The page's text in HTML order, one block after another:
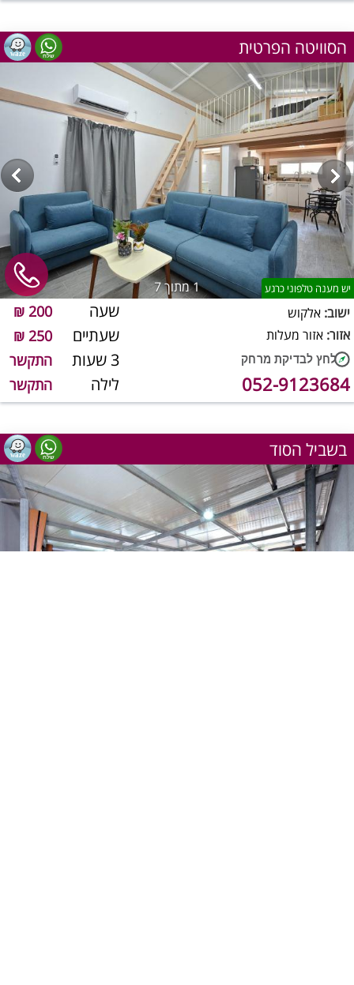
הסוויטה הפרטית
1מתוך 7 יש מענה טלפוני כרגע
שעה 200 ₪
שעתיים 250 ₪
3 שעות התקשר
לילה התקשר
ישוב: אלקוש
אזור: אזור מעלות
052-9123684
בשביל הסוד